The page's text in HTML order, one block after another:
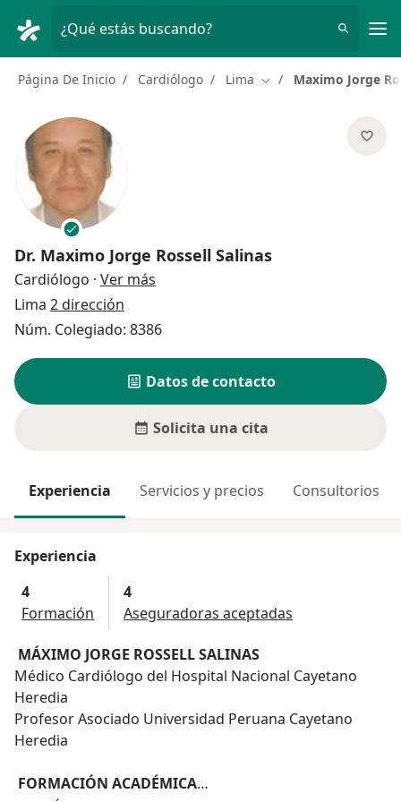
¿Qué estás buscando?
Página De Inicio Cardiólogo Lima Cambiar de ciudad
Maximo Jorge
Dr. Maximo Jorge Rossell Salinas
Cardiólogo · Ver más
Lima 2 dirección
Núm. Colegiado: 8386
Datos de contacto
Solicita una cita
Experiencia Servicios y precios Consultorios
Experiencia
4
Formación
4
Aseguradoras aceptadas
MÁXIMO JORGE ROSSELL SALINAS
Médico Cardiólogo del Hospital Nacional Cayetano
Heredia
Profesor Asociado Universidad Peruana Cayetano
Heredia
FORMACIÓN ACADÉMICA